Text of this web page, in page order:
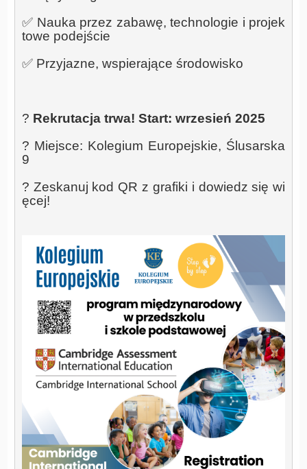
✅ Nauka przez zabawę, technologie i projek
towe podejście
✅ Przyjazne, wspierające środowisko
? Rekrutacja trwa! Start: wrzesień 2025
? Miejsce: Kolegium Europejskie, Ślusarska
9
? Zeskanuj kod QR z grafiki i dowiedz się wi
ęcej!